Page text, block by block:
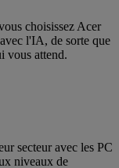
choisissez Acer
l'IA, de sorte que
vous attend.
secteur avec les PC
niveaux de